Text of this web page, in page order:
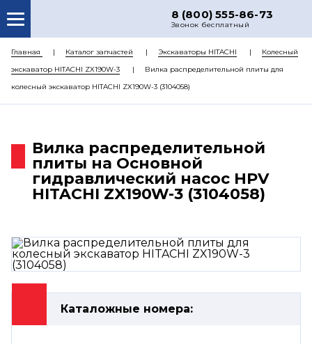
8 (800) 555-86-73
Звонок бесплатный
О НАС
КАТАЛОГ ЗАПЧАСТЕЙ
РЕМОНТ
ЦЕНЫ
КОНТАКТЫ
Главная Каталог запчастей Экскаваторы HITACHI
Колесный
экскаватор HITACHI ZX190W-3
Вилка распределительной плиты для
колесный экскаватор HITACHI ZX190W-3 (3104058)
Вилка распределительной
плиты на Основной
гидравлический насос HPV
HITACHI ZX190W-3 (3104058)
Каталожные номера: